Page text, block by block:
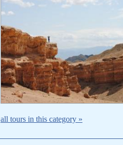
all tours in this category »